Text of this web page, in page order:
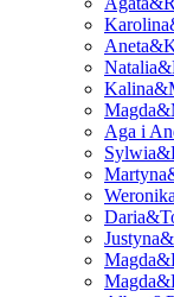
Aga i